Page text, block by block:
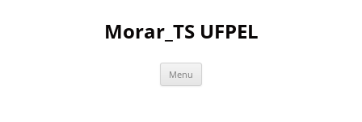
Morar_TS UFPEL
Menu